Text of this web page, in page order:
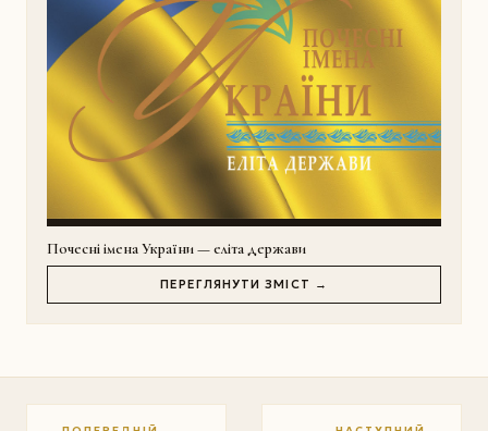
Почесні імена України — еліта держави
ПЕРЕГЛЯНУТИ ЗМІСТ →